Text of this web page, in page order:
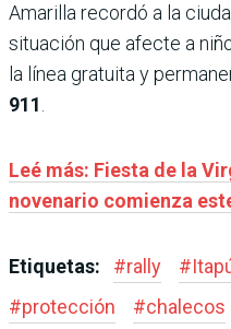
Amarilla recordó a la
situación que afecte a
la línea gratuita y
911
Leé más: Fiesta de la
novenario comienza
Etiquetas: #rally #
#protección #chalecos